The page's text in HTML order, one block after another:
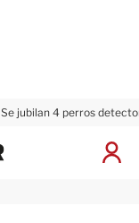
Se jubilan 4 perros
I
x